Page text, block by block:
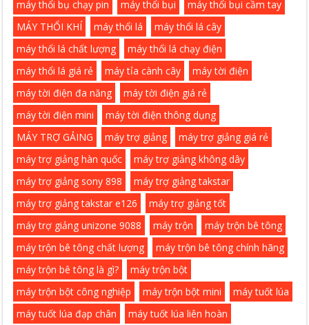
máy thổi bụ chạy pin
máy thổi bụi
máy thổi bụi cầm tay
MÁY THỔI KHÍ
máy thổi lá
máy thổi lá cây
máy thổi lá chất lượng
máy thổi lá chạy điện
máy thổi lá giá rẻ
máy tỉa cành cây
máy tời điện
máy tời điện đa năng
máy tời điện giá rẻ
máy tời điện mini
máy tời điện thông dụng
MÁY TRỢ GẢING
máy trợ giảng
máy trợ giảng giá rẻ
máy trợ giảng hàn quốc
máy trợ giảng không dây
máy trợ giảng sony 898
máy trợ giảng takstar
máy trợ giảng takstar e126
máy trợ giảng tốt
máy trợ giảng unizone 9088
máy trộn
máy trộn bê tông
máy trộn bê tông chất lượng
máy trộn bê tông chính hãng
máy trộn bê tông là gì?
máy trộn bột
máy trộn bột công nghiệp
máy trộn bột mini
máy tuốt lúa
máy tuốt lúa đạp chân
máy tuốt lúa liên hoàn